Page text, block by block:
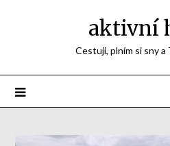
aktivní
Cestuji, plním si sny a